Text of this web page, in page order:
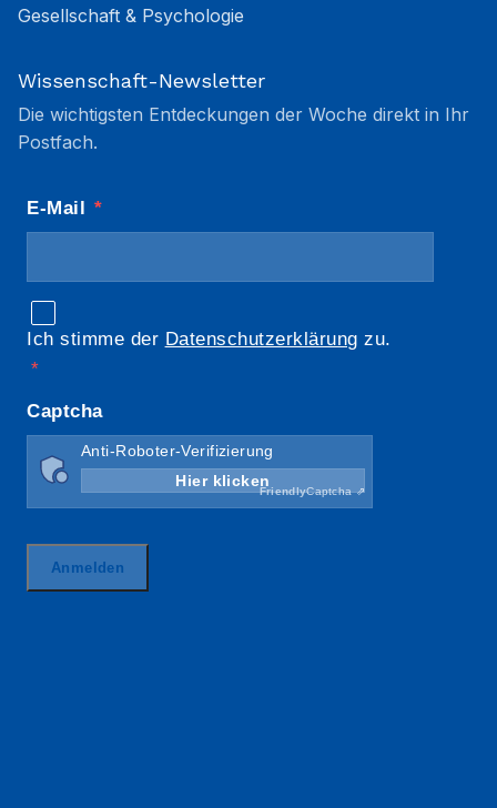
Gesellschaft & Psychologie
Wissenschaft-Newsletter
Die wichtigsten Entdeckungen der Woche direkt in Ihr
Postfach.